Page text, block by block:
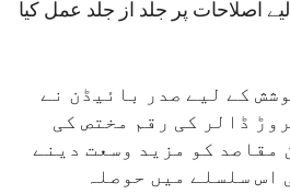
اصلاحات پر جلد از جلد عمل کیا
کے لیے صدر بائیڈن نے
ڈالر کی رقم مختص کی
مقاصد کو مزید وسعت دینے
اس سلسلے میں حوصلہ